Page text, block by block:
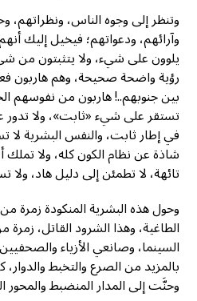
وتنظر إلى وجوه الناس، ونظراتهم،
وآرائهم، ودعواتهم؛ فيخيل إليك
يلوون على شيء، ولا يتثبتون من
رؤية واضحة صحيحة، وهم هاربون
بين جنوبهم..! هاربون من نفوسهم
تستقر على شيء «ثابت»، ولا
في إطار ثابت، والنفس البشرية
شاذة عن نظام الكون كله، ولا
تائهة، لا تطمئن إلى دليل هاد، ولا
وحول هذه البشرية المنكودة زمرة
الطاغية، وهذا الشرود القاتل،
السينما، وصانعي الأزياء
بالمزيد من الصرع والتخبط
وحنَّت إلى المدار المنضبط والمحور